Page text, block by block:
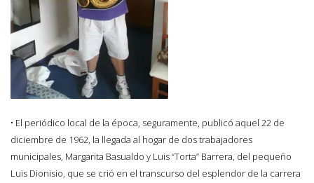
• El periódico local de la época, seguramente, publicó aquel 22 de
diciembre de 1962, la llegada al hogar de dos trabajadores
municipales, Margarita Basualdo y Luis “Torta” Barrera, del pequeño
Luis Dionisio, que se crió en el transcurso del esplendor de la carrera